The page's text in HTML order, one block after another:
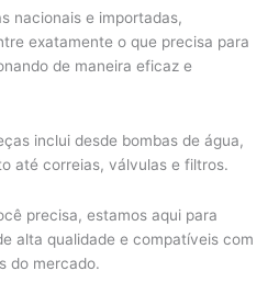
nacionais e importadas,
exatamente o que precisa para
de maneira eficaz e
inclui desde bombas de água,
até correias, válvulas e filtros.
precisa, estamos aqui para
alta qualidade e compatíveis com
do mercado.